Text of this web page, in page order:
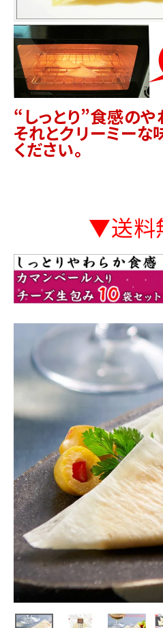
“しっとり”食感のや
それとクリーミー
ください。
▼送料